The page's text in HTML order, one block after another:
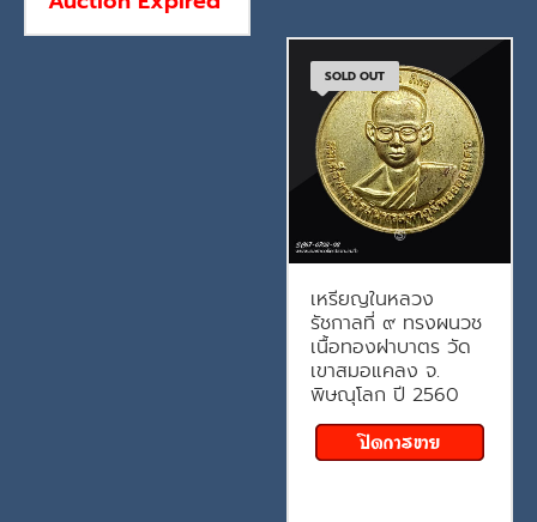
SOLD OUT
เหรียญในหลวง
รัชกาลที่ ๙ ทรงผนวช
เนื้อทองฝาบาตร วัด
เขาสมอแคลง จ.
พิษณุโลก ปี 2560